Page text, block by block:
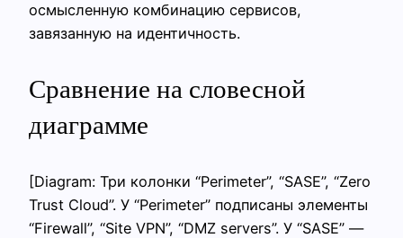
осмысленную комбинацию сервисов,
завязанную на идентичность.
Сравнение на словесной
диаграмме
[Diagram: Три колонки “Perimeter”, “SASE”, “Zero
Trust Cloud”. У “Perimeter” подписаны элементы
“Firewall”, “Site VPN”, “DMZ servers”. У “SASE” —